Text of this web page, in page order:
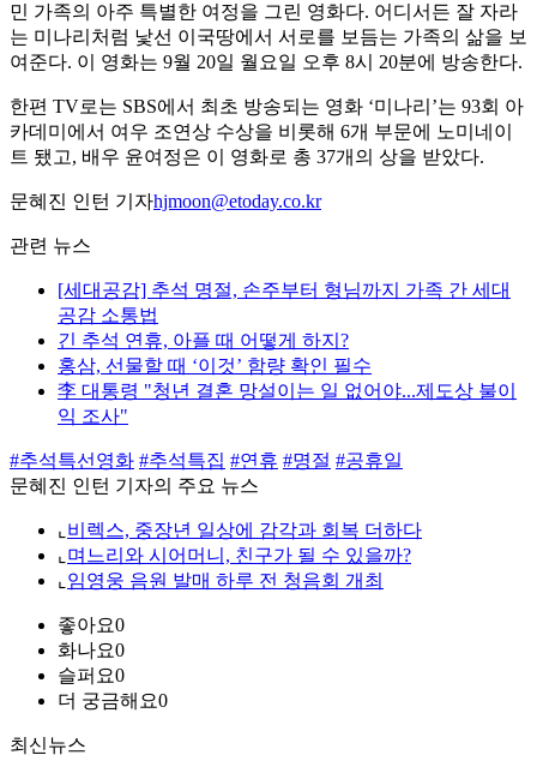
민 가족의 아주 특별한 여정을 그린 영화다. 어디서든 잘 자라
는 미나리처럼 낯선 이국땅에서 서로를 보듬는 가족의 삶을 보
여준다. 이 영화는 9월 20일 월요일 오후 8시 20분에 방송한다.
한편 TV로는 SBS에서 최초 방송되는 영화 ‘미나리’는 93회 아
카데미에서 여우 조연상 수상을 비롯해 6개 부문에 노미네이
트 됐고, 배우 윤여정은 이 영화로 총 37개의 상을 받았다.
문혜진 인턴 기자hjmoon@etoday.co.kr
관련 뉴스
[세대공감] 추석 명절, 손주부터 형님까지 가족 간 세대
공감 소통법
긴 추석 연휴, 아플 때 어떻게 하지?
홍삼, 선물할 때 ‘이것’ 함량 확인 필수
李 대통령 "청년 결혼 망설이는 일 없어야...제도상 불이
익 조사"
#추석특선영화 #추석특집 #연휴 #명절 #공휴일
문혜진 인턴 기자의 주요 뉴스
⌞ 비렉스, 중장년 일상에 감각과 회복 더하다
⌞ 며느리와 시어머니, 친구가 될 수 있을까?
⌞ 임영웅 음원 발매 하루 전 청음회 개최
좋아요0
화나요0
슬퍼요0
더 궁금해요0
최신뉴스